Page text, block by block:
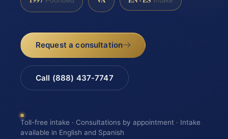
Request a consultation
Call (888) 437-7747
Toll-free intake · Consultations by appointment · Intake
available in English and Spanish